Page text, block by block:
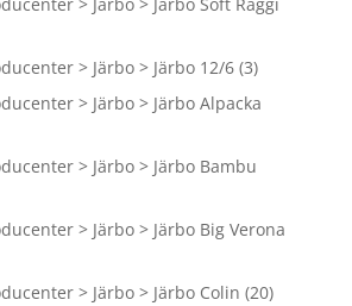
> Järbo > Järbo Soft Raggi
> Järbo > Järbo 12/6 (3)
> Järbo > Järbo Alpacka
> Järbo > Järbo Bambu
> Järbo > Järbo Big Verona
> Järbo > Järbo Colin (20)